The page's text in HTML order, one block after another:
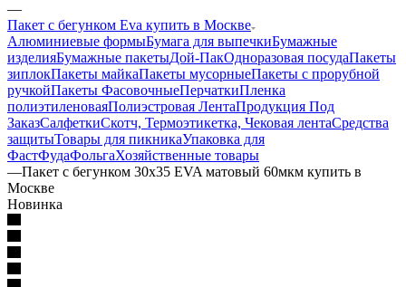
—
Пакет с бегунком Eva купить в Москве
Алюминиевые формыБумага для выпечкиБумажные
изделияБумажные пакетыДой-ПакОдноразовая посудаПакеты
зиплокПакеты майкаПакеты мусорныеПакеты с прорубной
ручкойПакеты ФасовочныеПерчаткиПленка
полиэтиленоваяПолиэстровая ЛентаПродукция Под
ЗаказСалфеткиСкотч, Термоэтикетка, Чековая лентаСредства
защитыТовары для пикникаУпаковка для
ФастФудаФольгаХозяйственные товары
—Пакет с бегунком 30х35 EVA матовый 60мкм купить в
Москве
Новинка